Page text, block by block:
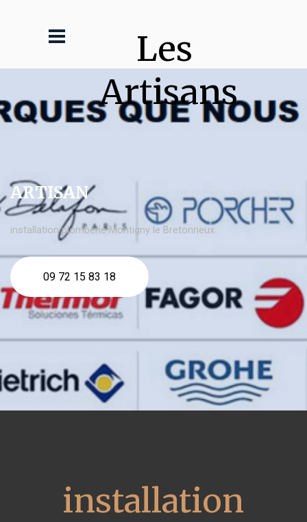
Les
Artisans
ARTISAN
installation plomberie Montigny le Bretonneux
09 72 15 83 18
installation